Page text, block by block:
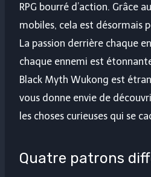
RPG bourré d’action. Grâce
mobiles, cela est désormais
La passion derrière chaque
chaque ennemi est
Black Myth Wukong est
vous donne envie de
les choses curieuses qui se
Quatre patrons